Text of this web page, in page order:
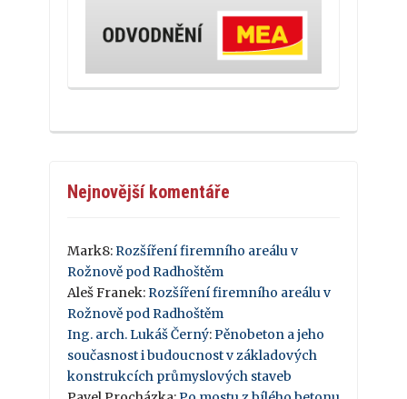
Nejnovější komentáře
Mark8: Rozšíření firemního areálu v
Rožnově pod Radhoštěm
Aleš Franek: Rozšíření firemního areálu v
Rožnově pod Radhoštěm
Ing. arch. Lukáš Černý: Pěnobeton a jeho
současnost i budoucnost v základových
konstrukcích průmyslových staveb